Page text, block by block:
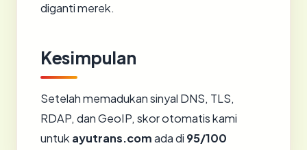
diganti merek.
Kesimpulan
Setelah memadukan sinyal DNS, TLS,
RDAP, dan GeoIP, skor otomatis kami
untuk ayutrans.comada di 95/100